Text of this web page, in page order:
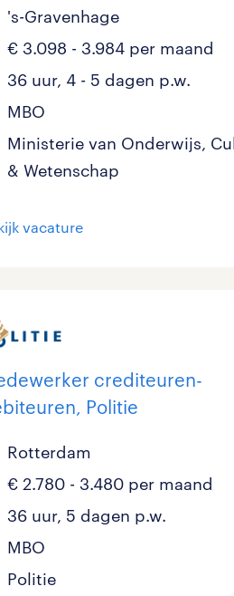
/ Productie
chain & procurement
1
0
- 16 uur 0
8
's-Gravenhage
€ 3.098 - 3.984 per maand
36 uur, 4 - 5 dagen p.w.
MBO
Ministerie van Onderwijs,
& Wetenschap
vacature
crediteuren-
Politie
Rotterdam
€ 2.780 - 3.480 per maand
36 uur, 5 dagen p.w.
MBO
Politie